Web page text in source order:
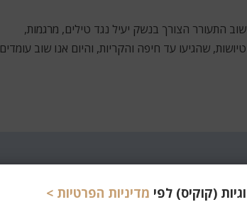
התעורר הצורך בנשק יעיל נגד טילים, מרגמות,
שהגיעו עד חיפה והקריות, והיום אנו שוב עומדים
(קוקיס) לפי מדיניות הפרטיות >